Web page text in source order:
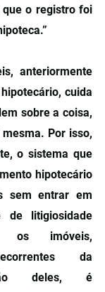
que o registro foi
anteriormente
cuida
sobre a coisa,
Por isso,
o sistema que
hipotecário
sem entrar em
litigiosidade
os imóveis,
da
deles, é